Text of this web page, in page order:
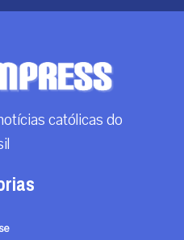
católicas do